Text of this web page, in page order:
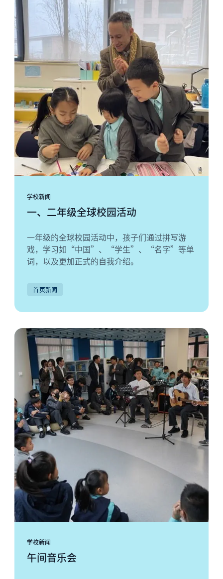
学校新闻
一、二年级全球校园活动
一年级的全球校园活动中，孩子们通过拼写游
戏，学习如“中国”、“学生”、“名字”等单
词，以及更加正式的自我介绍。
首页新闻
学校新闻
午间音乐会